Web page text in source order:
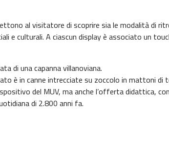
al visitatore di scoprire sia le modalità di
e culturali. A ciascun display è associato un
di una capanna villanoviana.
è in canne intrecciate su zoccolo in mattoni di
del MUV, ma anche l’offerta didattica,
di 2.800 anni fa.